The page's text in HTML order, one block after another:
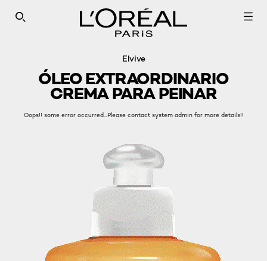
SEARCH THIS SITE
Elvive
ÓLEO EXTRAORDINARIO
CREMA PARA PEINAR
Oops!! some error occurred...Please contact system admin for more details!!